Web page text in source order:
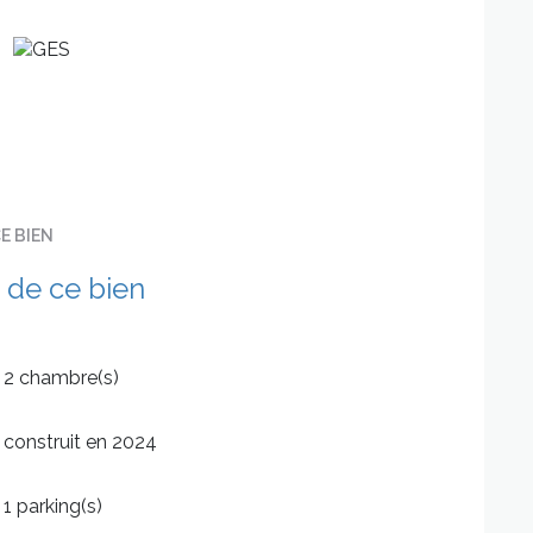
à nous contacter.
énergétiques et thermiques.
BIEN
ce bien
2 chambre(s)
construit en 2024
1 parking(s)